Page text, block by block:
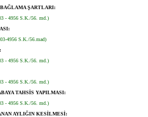
ŞARTLARI:
- 4956 S.K./56. md.)
4956 S.K./56.mad)
- 4956 S.K./56. md.)
- 4956 S.K./56. md.)
TAHSİS YAPILMASI:
- 4956 S.K./56. md.)
AYLIĞIN KESİLMESİ: